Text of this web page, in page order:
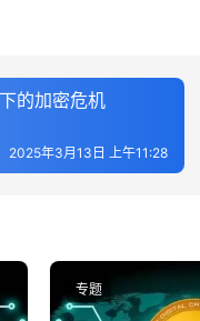
的加密危机
2025年3月13日 上午11:28
专题